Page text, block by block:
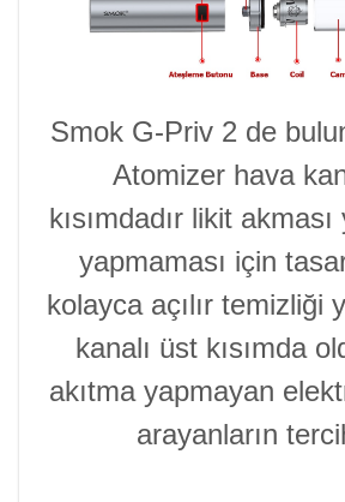
Smok G-Priv 2 de
Atomizer hava
kısımdadır likit akması
yapmaması için
kolayca açılır temizliği
kanalı üst kısımda
akıtma yapmayan
arayanların